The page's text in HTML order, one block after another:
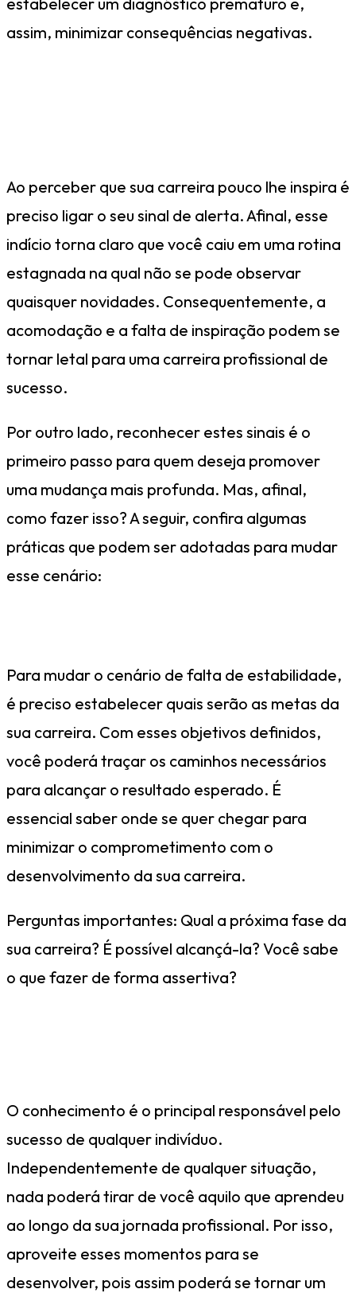
assim, minimizar consequências negativas.
Ao perceber que sua carreira pouco lhe inspira é
preciso ligar o seu sinal de alerta. Afinal, esse
indício torna claro que você caiu em uma rotina
estagnada na qual não se pode observar
quaisquer novidades. Consequentemente, a
acomodação e a falta de inspiração podem se
tornar letal para uma carreira profissional de
sucesso.
Por outro lado, reconhecer estes sinais é o
primeiro passo para quem deseja promover
uma mudança mais profunda. Mas, afinal,
como fazer isso? A seguir, confira algumas
práticas que podem ser adotadas para mudar
esse cenário:
Para mudar o cenário de falta de estabilidade,
é preciso estabelecer quais serão as metas da
sua carreira. Com esses objetivos definidos,
você poderá traçar os caminhos necessários
para alcançar o resultado esperado. É
essencial saber onde se quer chegar para
minimizar o comprometimento com o
desenvolvimento da sua carreira.
Perguntas importantes: Qual a próxima fase da
sua carreira? É possível alcançá-la? Você sabe
o que fazer de forma assertiva?
O conhecimento é o principal responsável pelo
sucesso de qualquer indivíduo.
Independentemente de qualquer situação,
nada poderá tirar de você aquilo que aprendeu
ao longo da sua jornada profissional. Por isso,
aproveite esses momentos para se
desenvolver, pois assim poderá se tornar um